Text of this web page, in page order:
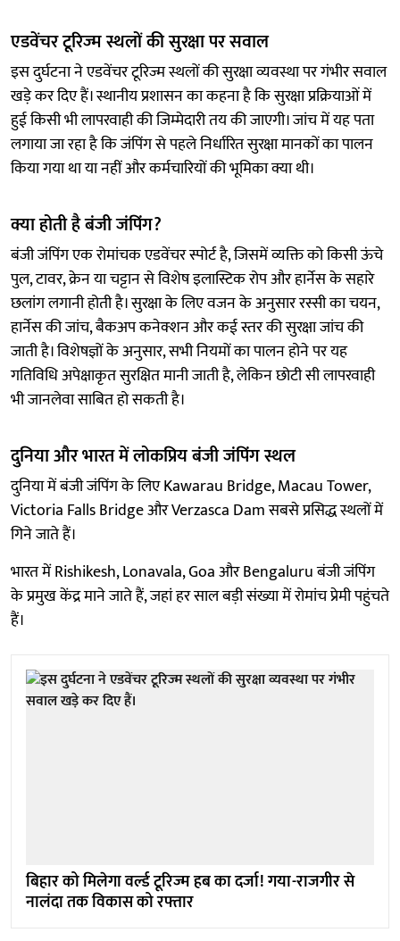
एडवेंचर टूरिज्म स्थलों की सुरक्षा पर सवाल
इस दुर्घटना ने एडवेंचर टूरिज्म स्थलों की सुरक्षा व्यवस्था पर गंभीर सवाल
खड़े कर दिए हैं। स्थानीय प्रशासन का कहना है कि सुरक्षा प्रक्रियाओं में
हुई किसी भी लापरवाही की जिम्मेदारी तय की जाएगी। जांच में यह पता
लगाया जा रहा है कि जंपिंग से पहले निर्धारित सुरक्षा मानकों का पालन
किया गया था या नहीं और कर्मचारियों की भूमिका क्या थी।
क्या होती है बंजी जंपिंग?
बंजी जंपिंग एक रोमांचक एडवेंचर स्पोर्ट है, जिसमें व्यक्ति को किसी ऊंचे
पुल, टावर, क्रेन या चट्टान से विशेष इलास्टिक रोप और हार्नेस के सहारे
छलांग लगानी होती है। सुरक्षा के लिए वजन के अनुसार रस्सी का चयन,
हार्नेस की जांच, बैकअप कनेक्शन और कई स्तर की सुरक्षा जांच की
जाती है। विशेषज्ञों के अनुसार, सभी नियमों का पालन होने पर यह
गतिविधि अपेक्षाकृत सुरक्षित मानी जाती है, लेकिन छोटी सी लापरवाही
भी जानलेवा साबित हो सकती है।
दुनिया और भारत में लोकप्रिय बंजी जंपिंग स्थल
दुनिया में बंजी जंपिंग के लिए Kawarau Bridge, Macau Tower,
Victoria Falls Bridge और Verzasca Dam सबसे प्रसिद्ध स्थलों में
गिने जाते हैं।
भारत में Rishikesh, Lonavala, Goa और Bengaluru बंजी जंपिंग
के प्रमुख केंद्र माने जाते हैं, जहां हर साल बड़ी संख्या में रोमांच प्रेमी पहुंचते
हैं।
बिहार को मिलेगा वर्ल्ड टूरिज्म हब का दर्जा! गया-राजगीर से
नालंदा तक विकास को रफ्तार